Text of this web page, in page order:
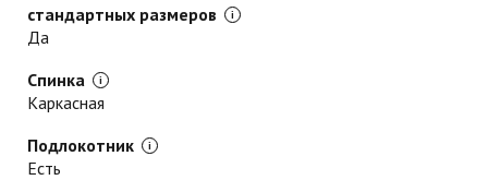
стандартных размеров
Да
Спинка
Каркасная
Подлокотник
Есть